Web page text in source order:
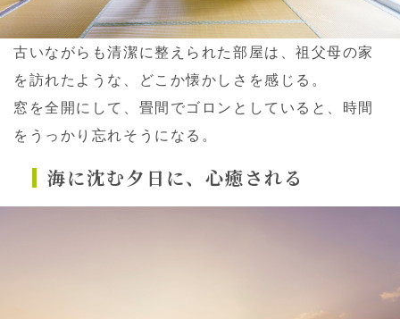
古いながらも清潔に整えられた部屋は、祖父母の家
を訪れたような、どこか懐かしさを感じる。
窓を全開にして、畳間でゴロンとしていると、時間
をうっかり忘れそうになる。
海に沈む夕日に、心癒される